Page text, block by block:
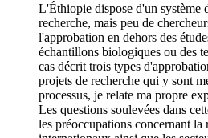
L'Éthiopie dispose d'un système
recherche, mais peu de
l'approbation en dehors des
échantillons biologiques ou des
cas décrit trois types
projets de recherche qui y sont
processus, je relate ma propre
Les questions soulevées dans
les préoccupations concernant la